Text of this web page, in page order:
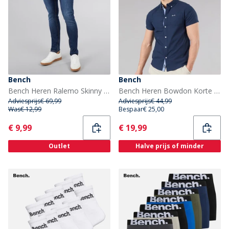
Bench
Bench Heren Ralemo Skinny Jeans Darkwash
Adviesprijs€ 69,99
Was€ 12,99
Current
€ 9,99
Outlet
Bench
Bench Heren Bowdon Korte Mouw Overhemd Navy
Adviesprijs€ 44,99
Bespaar€ 25,00
Current
€ 19,99
Halve prijs of minder